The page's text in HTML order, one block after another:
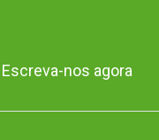
Escreva-nos agora